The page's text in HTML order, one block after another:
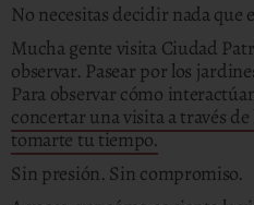
No necesitas decidir nada que
Mucha gente visita Ciudad
observar. Pasear por los
Para observar cómo
concertar una visita a través
tomarte tu tiempo.
Sin presión. Sin compromiso.